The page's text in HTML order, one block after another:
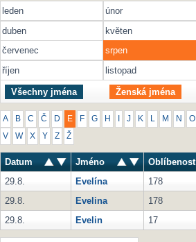
leden únor
duben
květen
červenec
srpen
říjen
listopad
Všechny jména Ženská jména
A B C Č D E F G H J K M N O
V W X Y Z Ž
Datum Jméno Oblíbenost
29.8.
Evelína 178
29.8.
Evelina 178
29.8.
Evelin 17